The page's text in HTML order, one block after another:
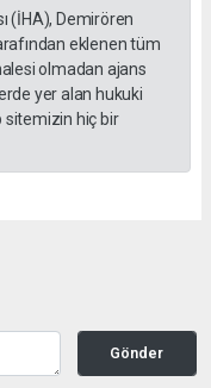
(İHA), Demirören
eklenen tüm
olmadan ajans
yer alan hukuki
sitemizin hiç bir
Gönder